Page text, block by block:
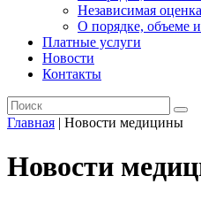
Независимая
О порядке, объеме
Платные услуги
Новости
Контакты
Главная | Новости медицины
Новости